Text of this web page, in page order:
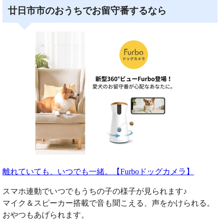
廿日市市のおうちでお留守番するなら
離れていても、いつでも一緒。【Furboドッグカメラ】
スマホ連動でいつでもうちの子の様子が見られます♪
マイク＆スピーカー搭載で音も聞こえる、声をかけられる。
おやつもあげられます。